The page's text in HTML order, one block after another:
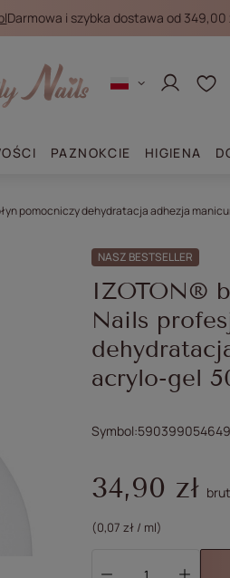
Darmowa i szybka dostawa od 349,00
Zaloguj się
PAZNOKCIE HIGIENA
pomocniczy dehydratacja adhezja
NASZ BESTSELLER
IZOTON®
Nails
acrylo-gel
Symbol
34,90 zł
(0,07 zł / ml)